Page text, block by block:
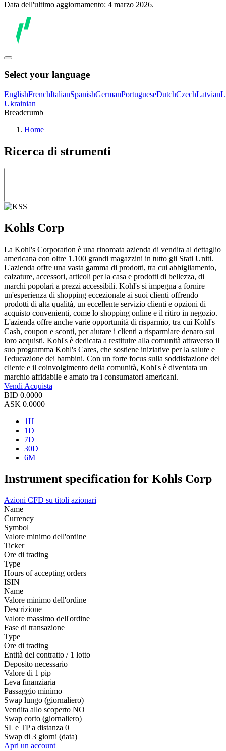
Data dell'ultimo aggiornamento: 4 marzo 2026.
Select your language
EnglishFrenchItalianSpanishGermanPortugueseDutchCzechLatvian
Ukrainian
Breadcrumb
Home
Ricerca di strumenti
Kohls Corp
La Kohl's Corporation è una rinomata azienda di vendita al dettaglio
americana con oltre 1.100 grandi magazzini in tutto gli Stati Uniti.
L'azienda offre una vasta gamma di prodotti, tra cui abbigliamento,
calzature, accessori, articoli per la casa e prodotti di bellezza, di
marchi popolari a prezzi accessibili. Kohl's si impegna a fornire
un'esperienza di shopping eccezionale ai suoi clienti offrendo
prodotti di alta qualità, un eccellente servizio clienti e opzioni di
acquisto convenienti, come lo shopping online e il ritiro in negozio.
L'azienda offre anche varie opportunità di risparmio, tra cui Kohl's
Cash, coupon e sconti, per aiutare i clienti a risparmiare denaro sui
loro acquisti. Kohl's è dedicata a restituire alla comunità attraverso il
suo programma Kohl's Cares, che sostiene iniziative per la salute e
l'educazione dei bambini. Con un forte focus sulla soddisfazione del
cliente e il coinvolgimento della comunità, Kohl's è diventata un
marchio affidabile e amato tra i consumatori americani.
Vendi Acquista
BID 0.0000
ASK 0.0000
1H
1D
7D
30D
6M
Instrument specification for Kohls Corp
Azioni CFD su titoli azionari
Name
Currency
Symbol
Valore minimo dell'ordine
Ticker
Ore di trading
Type
Hours of accepting orders
ISIN
Name
Valore minimo dell'ordine
Descrizione
Valore massimo dell'ordine
Fase di transazione
Type
Ore di trading
Entità del contratto / 1 lotto
Deposito necessario
Valore di 1 pip
Leva finanziaria
Passaggio minimo
Swap lungo (giornaliero)
Vendita allo scoperto NO
Swap corto (giornaliero)
SL e TP a distanza 0
Swap di 3 giorni (data)
Apri un account